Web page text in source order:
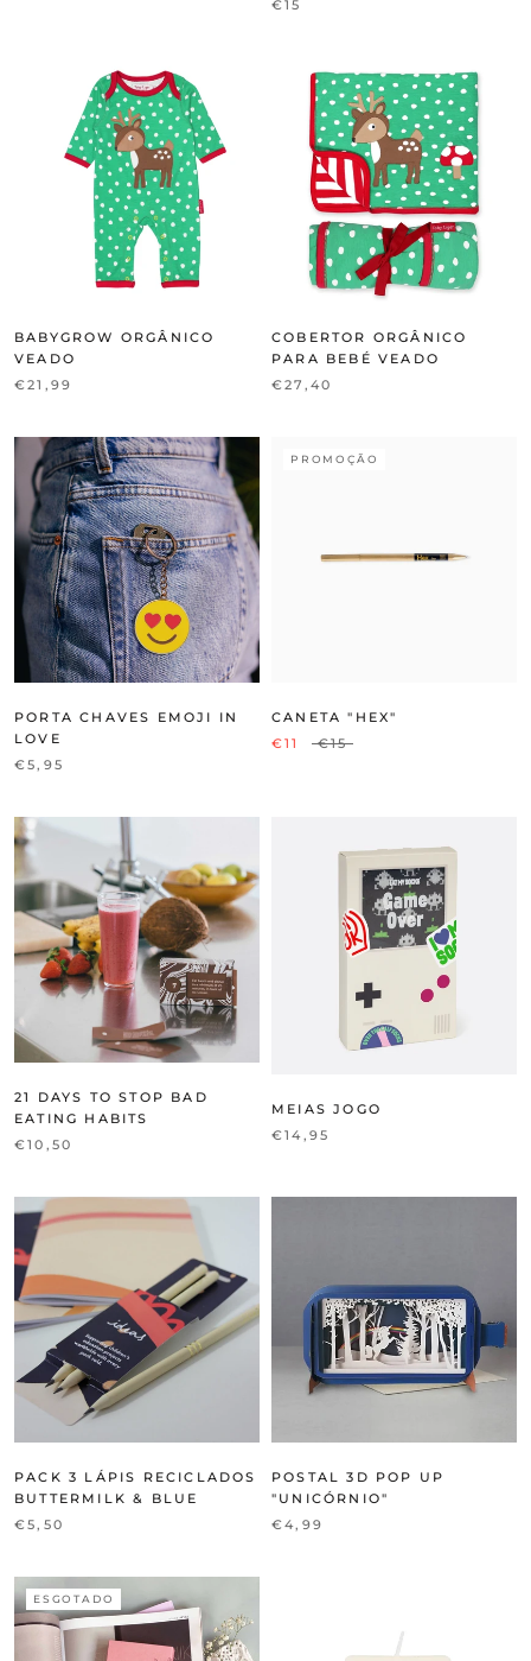
€15
BABYGROW ORGÂNICO
VEADO
€21,99
COBERTOR ORGÂNICO
PARA BEBÉ VEADO
€27,40
PORTA CHAVES EMOJI IN
LOVE
€5,95
PROMOÇÃO
CANETA "HEX"
€11
€15
21 DAYS TO STOP BAD
EATING HABITS
€10,50
MEIAS JOGO
€14,95
PACK 3 LÁPIS RECICLADOS
BUTTERMILK & BLUE
€5,50
POSTAL 3D POP UP
"UNICÓRNIO"
€4,99
ESGOTADO